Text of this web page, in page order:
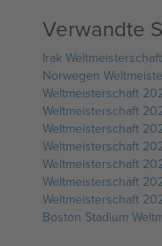
Verwandte
Irak
Norwegen
Weltmeisterschaft
Weltmeisterschaft
Weltmeisterschaft
Weltmeisterschaft
Weltmeisterschaft
Weltmeisterschaft
Weltmeisterschaft
Boston Stadium